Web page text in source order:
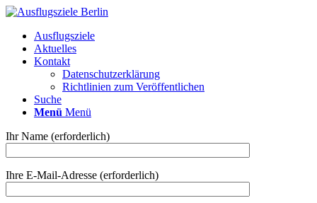
Ausflugsziele
Aktuelles
Kontakt
Datenschutzerklärung
Richtlinien zum Veröffentlichen
Suche
Menü Menü
Ihr Name (erforderlich)
Ihre E-Mail-Adresse (erforderlich)